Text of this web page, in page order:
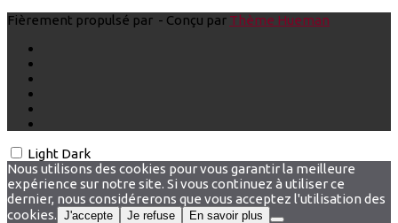
Fièrement propulsé par - Conçu par Thème Hueman
Light Dark
Nous utilisons des cookies pour vous garantir la meilleure
expérience sur notre site. Si vous continuez à utiliser ce
dernier, nous considérerons que vous acceptez l'utilisation des
cookies. J'accepte Je refuse En savoir plus